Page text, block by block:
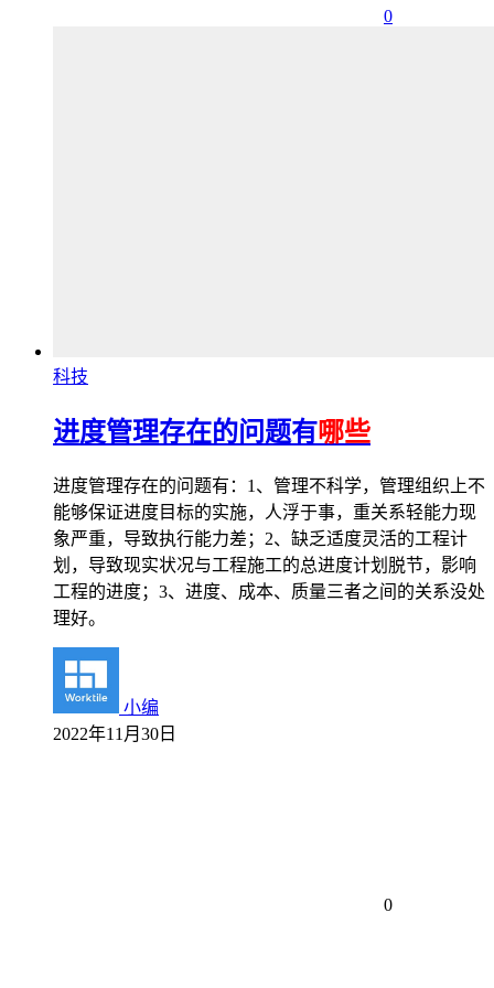
0
科技
进度管理存在的问题有哪些
进度管理存在的问题有：1、管理不科学，管理组织上不
能够保证进度目标的实施，人浮于事，重关系轻能力现
象严重，导致执行能力差；2、缺乏适度灵活的工程计
划，导致现实状况与工程施工的总进度计划脱节，影响
工程的进度；3、进度、成本、质量三者之间的关系没处
理好。
小编
2022年11月30日
0